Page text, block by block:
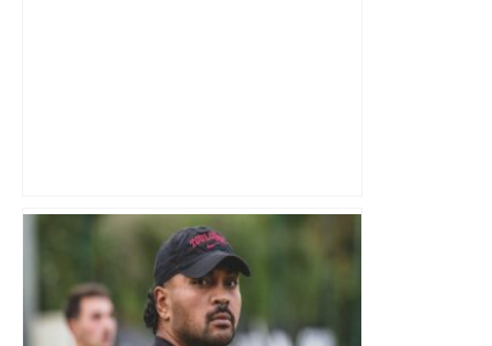
Hanoucca, une fête "des lumières" de
confession juive sous haute
surveillance policière qui a rassemblé
les fidèles au cinéma Pathé Gaumont à
Labège, près de Toulouse –